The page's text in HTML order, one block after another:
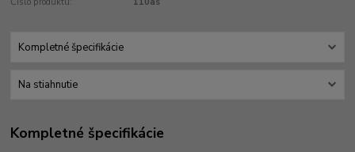
Kompletné špecifikácie
Na stiahnutie
Kompletné špecifikácie